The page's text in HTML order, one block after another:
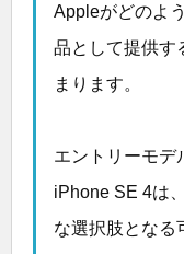
Appleがどのよ
品として提供す
まります。
エントリーモデ
iPhone SE 4は
な選択肢となる